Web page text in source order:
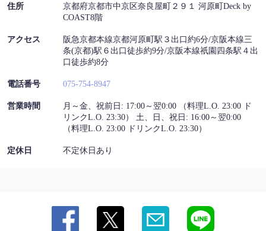
住所
京都府京都市中京区奈良屋町２９１ 河原町Deck by
COAST8階
アクセス
阪急京都本線京都河原町駅３出口約6分/京阪本線三
条(京都)駅６出口徒歩約9分/京阪本線祇園四条駅４出
口徒歩約8分
電話番号 075-754-8947
営業時間
月～金、祝前日: 17:00～翌0:00 （料理L.O. 23:00 ド
リンクL.O. 23:30） 土、日、祝日: 16:00～翌0:00
（料理L.O. 23:00 ドリンクL.O. 23:30）
定休日 不定休日あり
https://torisakanakyoto.owst.jp/map
お店情報をコピー
閉じる